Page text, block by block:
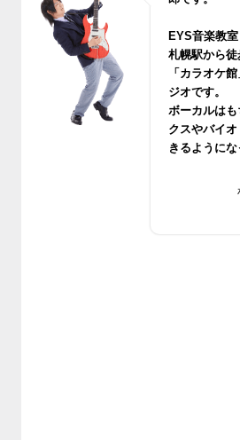
EYS音楽教室
札幌駅から
「カラオケ
ジオです。
ボーカルは
クスやバイ
きるようにな
でお気軽に